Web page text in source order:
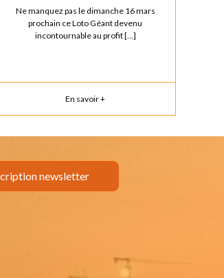
Ne manquez pas le dimanche 16 mars
prochain ce Loto Géant devenu
incontournable au profit […]
En savoir +
newsletter